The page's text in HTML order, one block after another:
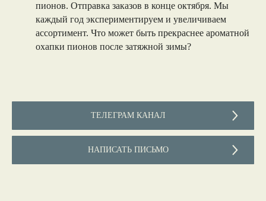
пионов. Отправка заказов в конце октября. Мы
каждый год экспериментируем и увеличиваем
ассортимент. Что может быть прекраснее ароматной
охапки пионов после затяжной зимы?
ТЕЛЕГРАМ КАНАЛ
НАПИСАТЬ ПИСЬМО